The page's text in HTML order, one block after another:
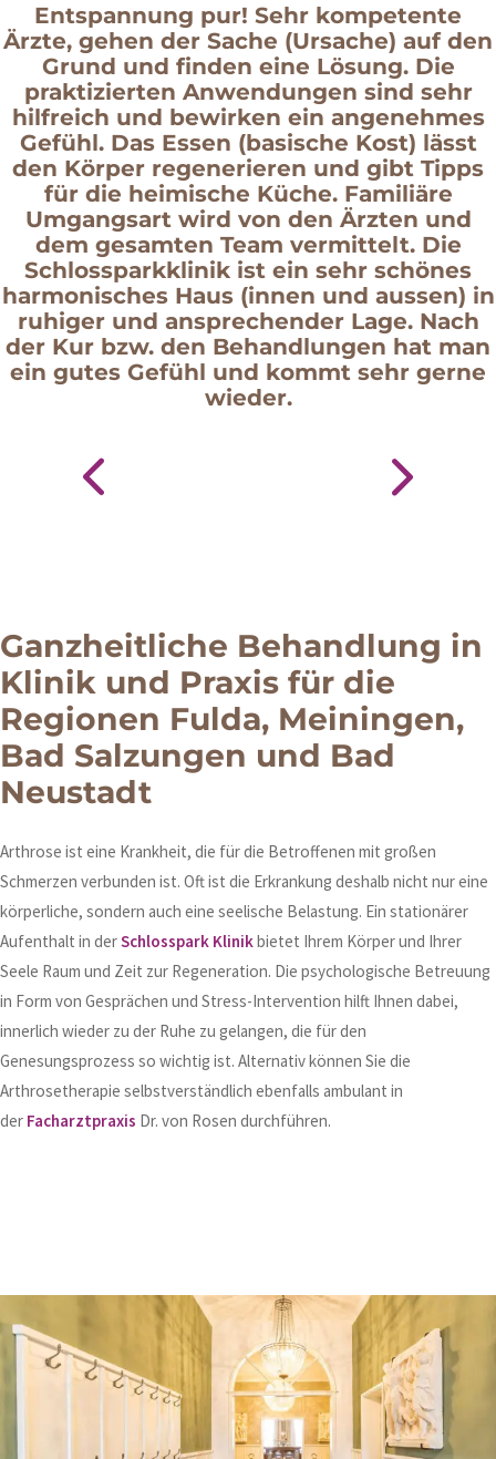
Entspannung pur! Sehr kompetente
Ärzte, gehen der Sache (Ursache) auf den
Grund und finden eine Lösung. Die
praktizierten Anwendungen sind sehr
hilfreich und bewirken ein angenehmes
Gefühl. Das Essen (basische Kost) lässt
den Körper regenerieren und gibt Tipps
für die heimische Küche. Familiäre
Umgangsart wird von den Ärzten und
dem gesamten Team vermittelt. Die
Schlossparkklinik ist ein sehr schönes
harmonisches Haus (innen und aussen) in
ruhiger und ansprechender Lage. Nach
der Kur bzw. den Behandlungen hat man
ein gutes Gefühl und kommt sehr gerne
wieder.
Ganzheitliche Behandlung in
Klinik und Praxis für die
Regionen Fulda, Meiningen,
Bad Salzungen und Bad
Neustadt
Arthrose ist eine Krankheit, die für die Betroffenen mit großen
Schmerzen verbunden ist. Oft ist die Erkrankung deshalb nicht nur eine
körperliche, sondern auch eine seelische Belastung. Ein stationärer
Aufenthalt in derSchlosspark Klinikbietet Ihrem Körper und Ihrer
Seele Raum und Zeit zur Regeneration. Die psychologische Betreuung
in Form von Gesprächen und Stress-Intervention hilft Ihnen dabei,
innerlich wieder zu der Ruhe zu gelangen, die für den
Genesungsprozess so wichtig ist. Alternativ können Sie die
Arthrosetherapie selbstverständlich ebenfalls ambulant in
der Facharztpraxis Dr. von Rosen durchführen.